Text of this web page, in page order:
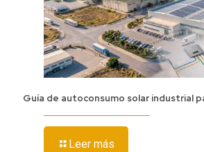
Guía de autoconsumo solar industrial
Leer más